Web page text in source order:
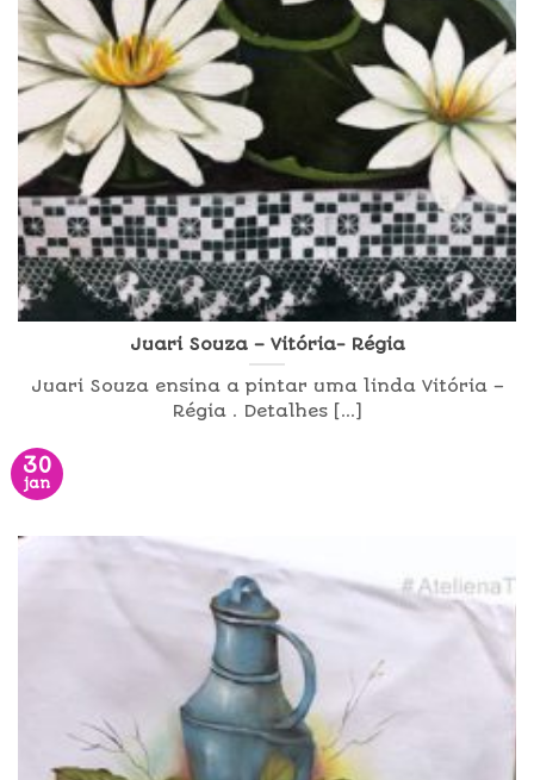
Juari Souza – Vitória- Régia
Juari Souza ensina a pintar uma linda Vitória –
Régia . Detalhes [...]
30
jan